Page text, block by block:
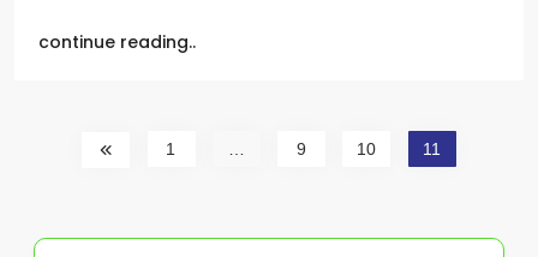
continue reading..
1 9 10 11